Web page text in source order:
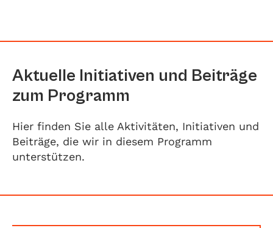
Aktuelle Initiativen und Beiträge
zum Programm
Hier finden Sie alle Aktivitäten, Initiativen und
Beiträge, die wir in diesem Programm
unterstützen.